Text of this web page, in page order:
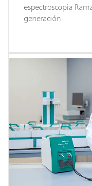
espectroscopia
generación